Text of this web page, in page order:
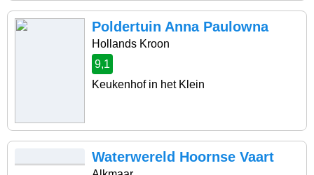
Poldertuin Anna Paulowna
Hollands Kroon
9,1
Keukenhof in het Klein
Waterwereld Hoornse Vaart